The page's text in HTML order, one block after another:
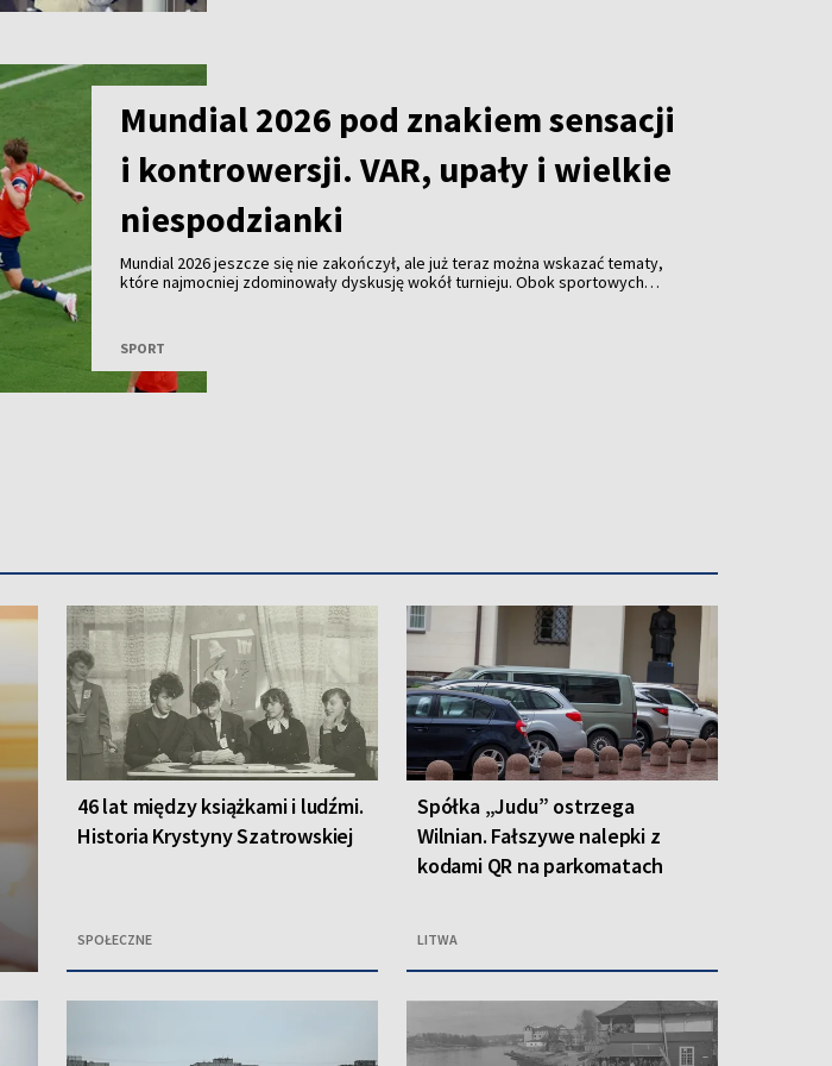
Mundial 2026 pod znakiem sensacji
i kontrowersji. VAR, upały i wielkie
niespodzianki
Mundial 2026 jeszcze się nie zakończył, ale już teraz można wskazać tematy,
które najmocniej zdominowały dyskusję wokół turnieju. Obok sportowych
bohaterach tej edycji.
SPORT
46 lat między książkami i ludźmi.
Historia Krystyny Szatrowskiej
SPOŁECZNE
Spółka „Judu” ostrzega
Wilnian. Fałszywe nalepki z
kodami QR na parkomatach
LITWA